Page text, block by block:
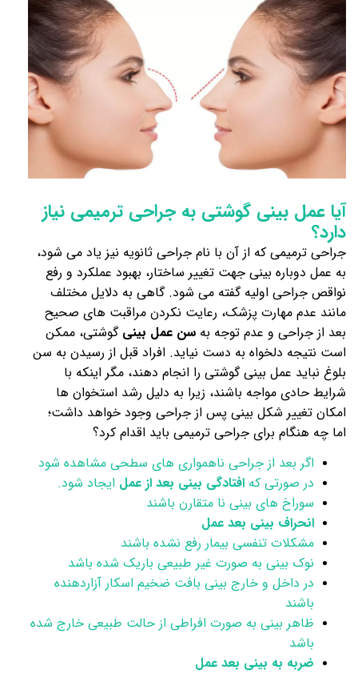
آیا عمل بینی گوشتی به جراحی ترمیمی نیاز
دارد؟
جراحی ترمیمی که از آن با نام جراحی ثانویه نیز یاد می شود،
به عمل دوباره بینی جهت تغییر ساختار، بهبود عملکرد و رفع
نواقص جراحی اولیه گفته می شود. گاهی به دلایل مختلف
مانند عدم مهارت پزشک، رعایت نکردن مراقبت های صحیح
بعد از جراحی و عدم توجه به سن عمل بینی گوشتی، ممکن
است نتیجه دلخواه به دست نیاید. افراد قبل از رسیدن به سن
بلوغ نباید عمل بینی گوشتی را انجام دهند، مگر اینکه با
شرایط حادی مواجه باشند، زیرا به دلیل رشد استخوان ها
امکان تغییر شکل بینی پس از جراحی وجود خواهد داشت؛
اما چه هنگام برای جراحی ترمیمی باید اقدام کرد؟
اگر بعد از جراحی ناهمواری های سطحی مشاهده شود
در صورتی که افتادگی بینی بعد از عمل ایجاد شود.
سوراخ‌ های بینی نا متقارن باشند
انحراف بینی بعد عمل
مشکلات تنفسی بیمار رفع نشده باشند
نوک بینی به صورت غیر طبیعی باریک شده باشد
در داخل و خارج بینی بافت ضخیم اسکار آزاردهنده
باشند
ظاهر بینی به صورت افراطی از حالت طبیعی خارج شده
باشد
ضربه به بینی بعد عمل